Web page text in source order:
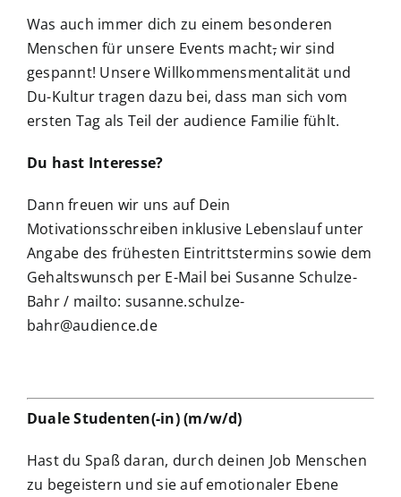
Was auch immer dich zu einem besonderen
Menschen für unsere Events macht,wir sind
gespannt! Unsere Willkommensmentalität und
Du-Kultur tragen dazu bei, dass man sich vom
ersten Tag als Teil der audience Familie fühlt.
Du hast Interesse?
Dann freuen wir uns auf Dein
Motivationsschreiben inklusive Lebenslauf unter
Angabe des frühesten Eintrittstermins sowie dem
Gehaltswunsch per E-Mail bei Susanne Schulze-
Bahr / mailto: susanne.schulze-
bahr@audience.de
Duale Studenten(-in) (m/w/d)
Hast du Spaß daran, durch deinen Job Menschen
zu begeistern und sie auf emotionaler Ebene